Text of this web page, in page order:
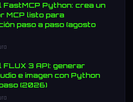
FastMCP Python: crea un
MCP listo para
paso a paso (agosto
FLUX 3 API: generar
e imagen con Python
(2026)